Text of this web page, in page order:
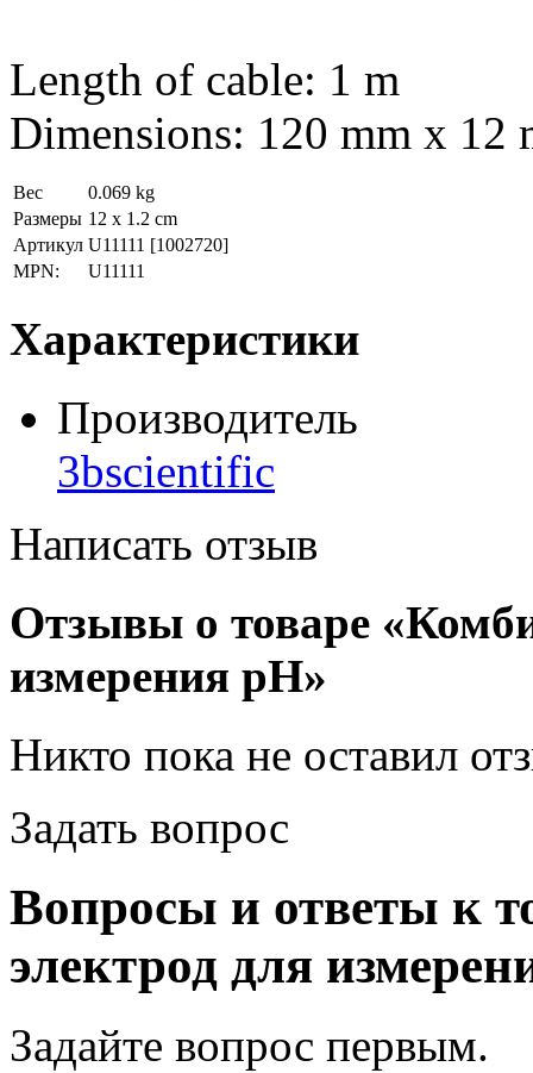
Length of cable: 1 m
Dimensions: 120 mm x 12
Вес
0.069 kg
Размеры 12 x 1.2 cm
Артикул U11111 [1002720]
MPN:
U11111
Характеристики
Производитель
3bscientific
Написать отзыв
Отзывы о товаре
измерения pH»
Никто пока не оставил
Задать вопрос
Вопросы и ответы к
электрод для
Задайте вопрос первым.